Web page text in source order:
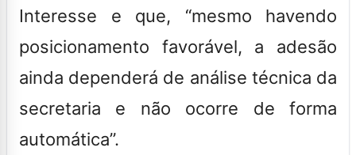
Interesse e que, “mesmo havendo
posicionamento favorável, a adesão
ainda dependerá de análise técnica da
secretaria e não ocorre de forma
automática”.